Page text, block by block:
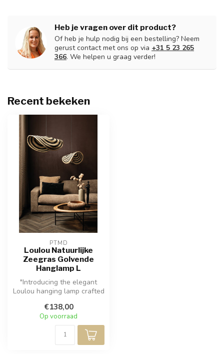
Heb je vragen over dit product?
Of heb je hulp nodig bij een bestelling? Neem
gerust contact met ons op via +31 5 23 265
366. We helpen u graag verder!
Recent bekeken
PTMD
Loulou Natuurlijke
Zeegras Golvende
Hanglamp L
"Introducing the elegant
Loulou hanging lamp crafted
...
€138,00
Op voorraad